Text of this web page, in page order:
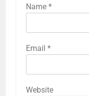
Name *
Email *
Website